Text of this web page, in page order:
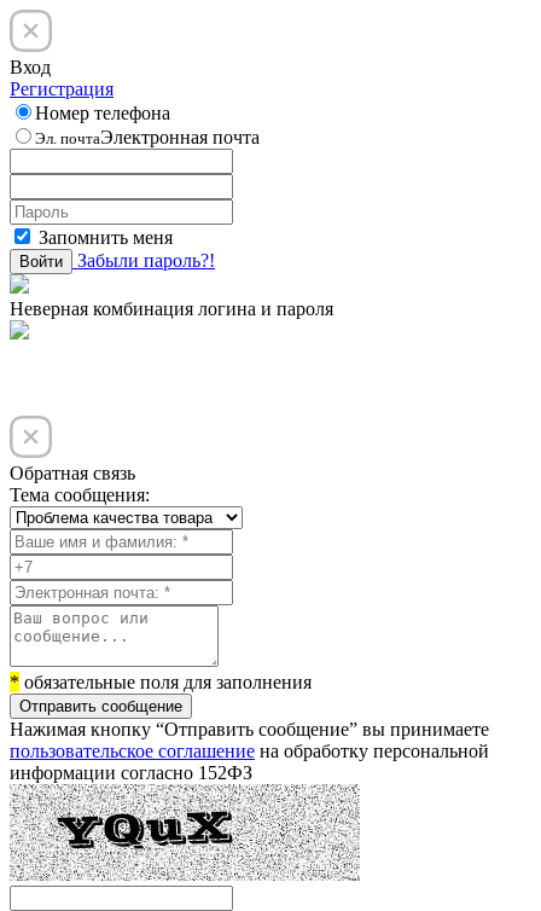
Вход
Регистрация
Номер телефона
Эл. почтаЭлектронная почта
Запомнить меня
Войти Забыли пароль?!
Неверная комбинация логина и пароля
Обратная связь
Тема сообщения:
* обязательные поля для заполнения
Отправить сообщение
Нажимая кнопку “Отправить сообщение” вы принимаете
пользовательское соглашение на обработку персональной
информации согласно 152ФЗ